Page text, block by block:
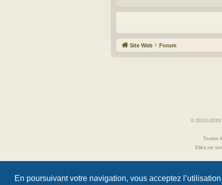
En poursuivant votre navigation, vous acceptez
Site Web Forum
© 2010-2020
Toutes
Elles ne